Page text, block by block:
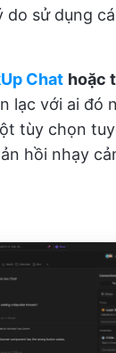
do sử dụng
Chat hoặc
lạc với ai đó
tùy chọn
hồi nhạy